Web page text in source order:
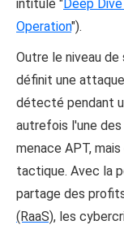
intitulé "Deep
Operation").
Outre le niveau
définit une
détecté pendant
autrefois l'une
menace APT,
tactique. Avec la
partage des
(RaaS), les